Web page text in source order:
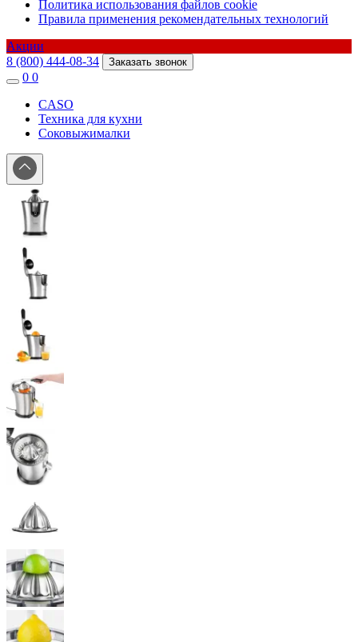
Политика использования файлов cookie
Правила применения рекомендательных технологий
Акции
8 (800) 444-08-34
Заказать звонок
0 0
CASO
Техника для кухни
Соковыжималки